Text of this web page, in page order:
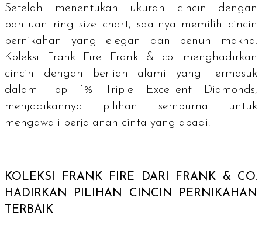
Setelah menentukan ukuran cincin dengan
bantuan
ring size chart, saatnya memilih cincin
pernikahan yang elegan dan penuh makna.
Koleksi Frank Fire Frank & co. menghadirkan
cincin dengan berlian alami yang termasuk
dalam Top 1% Triple Excellent Diamonds,
menjadikannya pilihan sempurna untuk
mengawali perjalanan cinta yang abadi.
KOLEKSI FRANK FIRE DARI FRANK & CO.
HADIRKAN PILIHAN CINCIN PERNIKAHAN
TERBAIK